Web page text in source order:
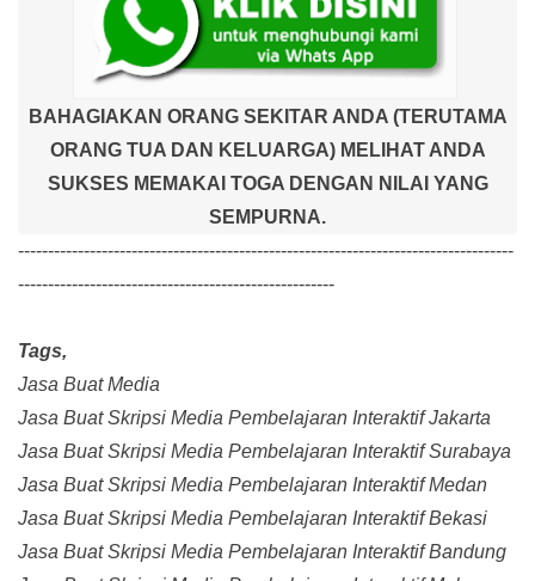
BAHAGIAKAN ORANG SEKITAR ANDA (TERUTAMA
ORANG TUA DAN KELUARGA) MELIHAT ANDA
SUKSES MEMAKAI TOGA DENGAN NILAI YANG
SEMPURNA.
-----------------------------------------------------------------------------------
-----------------------------------------------------
Tags,
Jasa Buat Media
Jasa Buat Skripsi Media Pembelajaran Interaktif Jakarta
Jasa Buat Skripsi Media Pembelajaran Interaktif Surabaya
Jasa Buat Skripsi Media Pembelajaran Interaktif Medan
Jasa Buat Skripsi Media Pembelajaran Interaktif Bekasi
Jasa Buat Skripsi Media Pembelajaran Interaktif Bandung